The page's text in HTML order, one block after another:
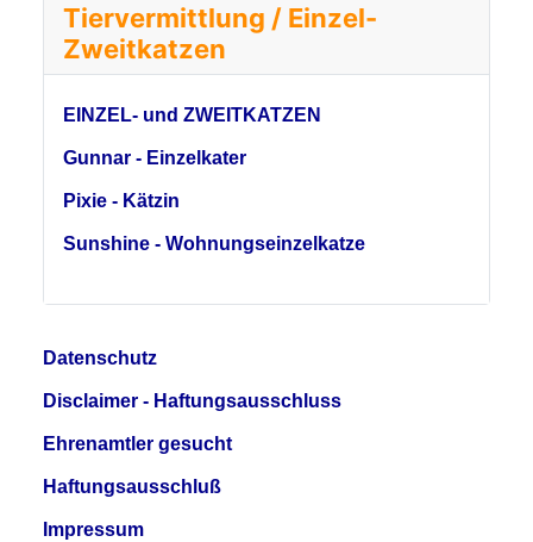
Tiervermittlung / Einzel-
Zweitkatzen
EINZEL- und ZWEITKATZEN
Gunnar - Einzelkater
Pixie - Kätzin
Sunshine - Wohnungseinzelkatze
Datenschutz
Disclaimer - Haftungsausschluss
Ehrenamtler gesucht
Haftungsausschluß
Impressum